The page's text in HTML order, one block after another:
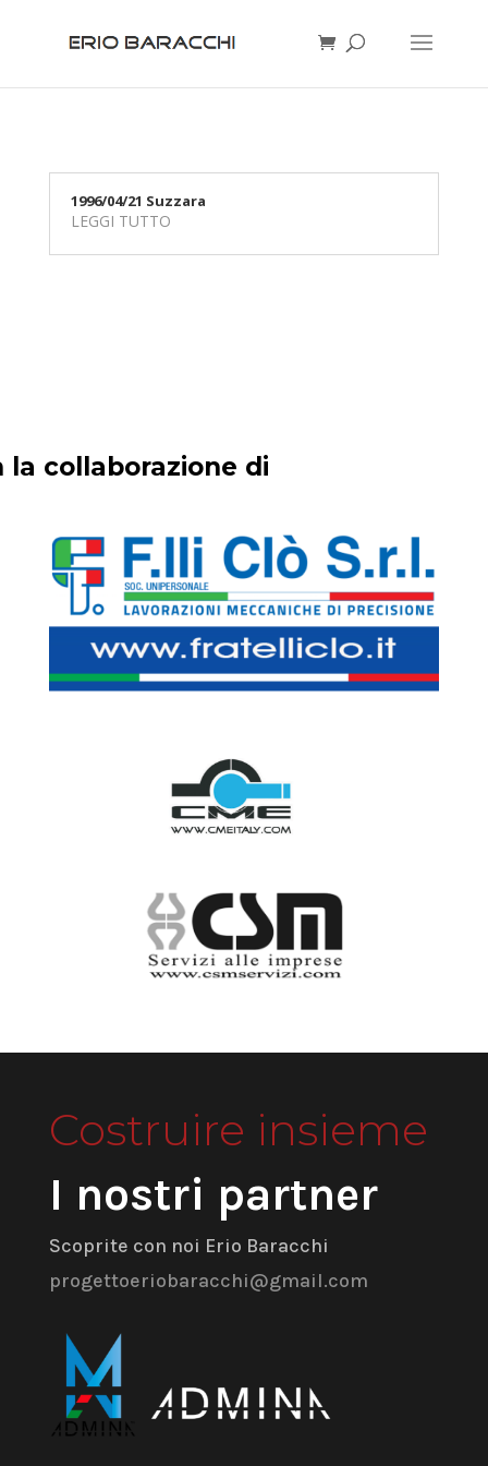
1996/04/21 Suzzara
LEGGI TUTTO
la collaborazione di
Costruire insieme
I nostri partner
Scoprite con noi Erio Baracchi
progettoeriobaracchi@gmail.com